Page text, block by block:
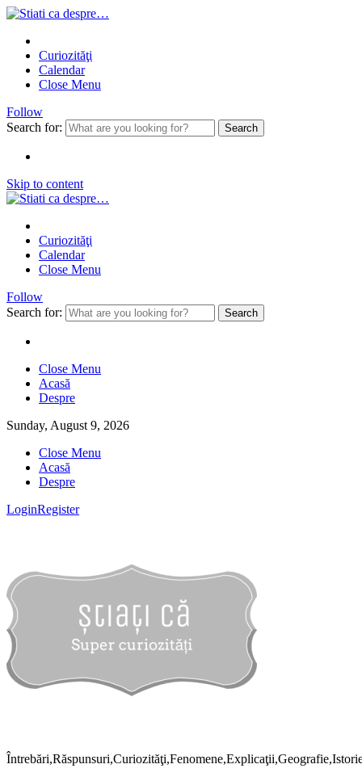
Curiozităţi
Calendar
Close Menu
Follow
Search for:
Skip to content
Curiozităţi
Calendar
Close Menu
Follow
Search for:
Close Menu
Acasă
Despre
Sunday, August 9, 2026
Close Menu
Acasă
Despre
LoginRegister